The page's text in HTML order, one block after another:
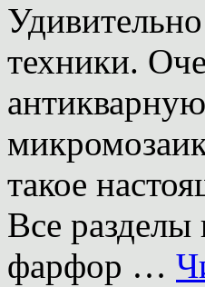
техники.
такое
Все разделы
фарфор …